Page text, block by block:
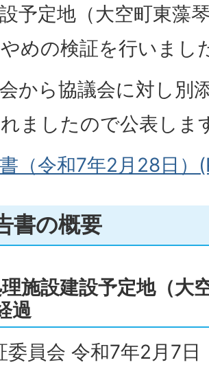
予定地（大空町東藻
めの検証を行いまし
から協議会に対し別
ましたので公表しま
（令和7年2月28日）
書の概要
施設建設予定地（大
過
委員会 令和7年2月7日